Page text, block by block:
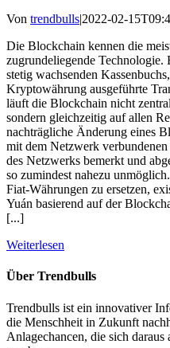
Von trendbulls|2022-02-
Die Blockchain kennen die
zugrundeliegende
stetig wachsenden
Kryptowährung ausgeführte
läuft die Blockchain nicht
sondern gleichzeitig auf allen
nachträgliche Änderung eines
mit dem Netzwerk
des Netzwerks bemerkt und
so zumindest nahezu
Fiat-Währungen zu ersetzen,
Yuán basierend auf der
[...]
Weiterlesen
Über Trendbulls
Trendbulls ist ein innovativer
die Menschheit in Zukunft
Anlagechancen, die sich